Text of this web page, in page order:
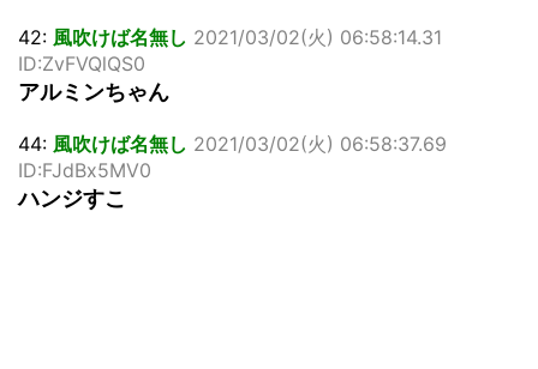
42: 風吹けば名無し 2021/03/02(火) 06:58:14.31
ID:ZvFVQlQS0
アルミンちゃん
44: 風吹けば名無し 2021/03/02(火) 06:58:37.69
ID:FJdBx5MV0
ハンジすこ